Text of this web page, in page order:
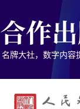
合作
名牌大社，数字内容